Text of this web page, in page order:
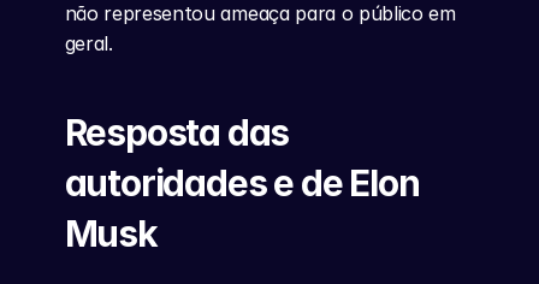
não representou ameaça para o público em
geral.
Resposta das
autoridades e de Elon
Musk